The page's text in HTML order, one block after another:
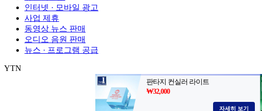
인터넷 · 모바일 광고
사업 제휴
동영상 뉴스 판매
오디오 음원 판매
뉴스 · 프로그램 공급
YTN
서울특별시 마포구 상암산로 76 (상암동) 대표전화: 02-398-
서울특별시 마포구 상암산로 76 (상암동) 등록번호: 서울, 아
대표전화: 02-398-8000
편집인 · 청소